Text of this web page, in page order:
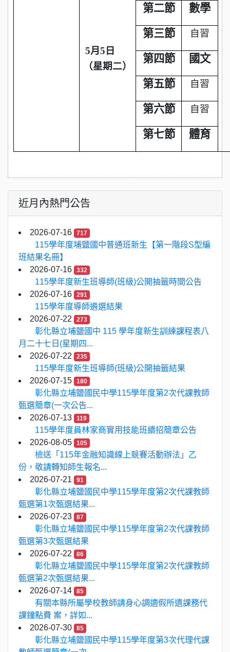
5月5日
（星期二）
第二節 數學
第三節 自習
第四節 國文
第五節 自習
第六節 自習
第七節 體育
近月內熱門公告
2026-07-16 717
115學年度埔鹽國中普通班新生【第一階段S型編
班結果名冊】
2026-07-16
332
115學年度新生班導師(班級)公開抽籤時間公告
2026-07-16
291
115學年度導師遴選結果
2026-07-22
273
彰化縣立埔鹽國中 115 學年度新生訓練課程表八
月二十七日(星期四...
2026-07-22
235
115學年度新生班導師(班級)公開抽籤結果
2026-07-15
180
彰化縣立埔鹽國民中學115學年度第2次代課教師
甄選簡章(一次公告...
2026-07-13
119
115學年度員林家商實用技能班續招簡章公告
2026-08-05
105
檢送「115年金融知識線上競賽活動辦法」乙
份，敬請轉知師生報名...
2026-07-21
91
彰化縣立埔鹽國民中學115學年度第2次代課教師
甄選第1次甄選結果...
2026-07-23
87
彰化縣立埔鹽國民中學115學年度第2次代課教師
甄選第3次甄選結果
2026-07-22
86
彰化縣立埔鹽國民中學115學年度第2次代課教師
甄選第2次甄選結果...
2026-07-14
85
有關本縣所屬學校教師請身心調適假所遺課務代
課鐘點費 案，詳如...
2026-07-30
85
彰化縣立埔鹽國民中學115學年度第3次代理代課